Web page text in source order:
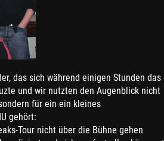
das sich während einigen Stunden das
und wir nutzten den Augenblick nicht
für ein ein kleines
gehört:
Tour nicht über die Bühne gehen